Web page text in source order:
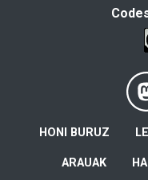
HONI BURUZ
ARAUAK